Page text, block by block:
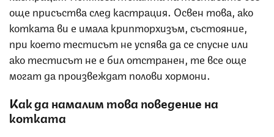
още присъства след кастрация. Освен това, ако
котката ви е имала крипторхизъм, състояние,
при което тестисът не успява да се спусне или
ако тестисът не е бил отстранен, те все още
могат да произвеждат полови хормони.
Как да намалим това поведение на
котката